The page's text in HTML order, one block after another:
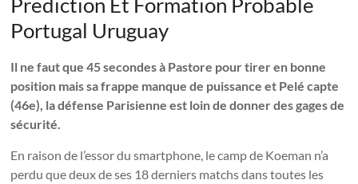
Portugal Uruguay
Il ne faut que 45 secondes à Pastore pour tirer en bonne
position mais sa frappe manque de puissance et Pelé capte
(46e), la défense Parisienne est loin de donner des gages de
sécurité.
En raison de l’essor du smartphone, le camp de Koeman n’a
perdu que deux de ses 18 derniers matchs dans toutes les